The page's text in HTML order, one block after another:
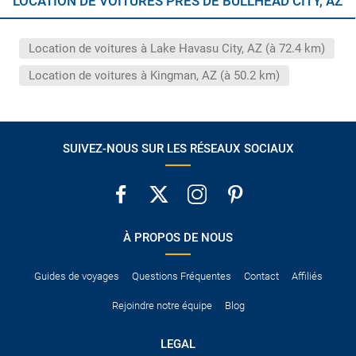
certains pays exigent qu´il soit accompagné d´un permis de
Pour vous en assurer, vous pouvez vous renseigner auprès des
services consulaires du pays concerné.
au service de plein du carburant et les frais de gestion.
Location de voitures à Lake Havasu City, AZ (à 72.4 km)
Location de voitures à Kingman, AZ (à 50.2 km)
SUIVEZ-NOUS SUR LES RÉSEAUX SOCIAUX
À PROPOS DE NOUS
Guides de voyages Questions Fréquentes Contact Affiliés
Rejoindre notre équipe Blog
LEGAL